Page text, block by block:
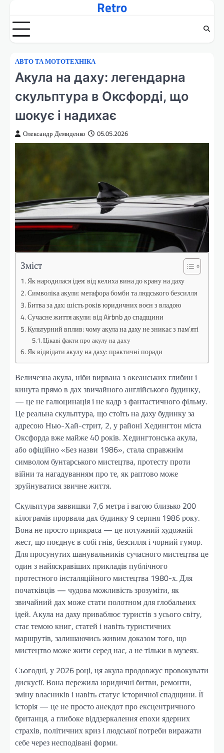
вмісту
Retro
АВТО ТА МОТОТЕХНІКА
Акула на даху: легендарна
скульптура в Оксфорді, що
шокує і надихає
Олександр Демиденко 05.05.2026
Зміст
Як народилася ідея: від келиха вина до крану на даху
Символіка акули: метафора бомби та людського безсилля
Битва за дах: шість років юридичних воєн з владою
Сучасне життя акули: від Airbnb до спадщини
Культурний вплив: чому акула на даху не зникає з пам’яті
Цікаві факти про акулу на даху
Як відвідати акулу на даху: практичні поради
Величезна акула, ніби вирвана з океанських глибин і
кинута прямо в дах звичайного англійського будинку,
— це не галюцинація і не кадр з фантастичного фільму.
Це реальна скульптура, що стоїть на даху будинку за
адресою Нью-Хай-стрит, 2, у районі Хедингтон міста
Оксфорда вже майже 40 років. Хедингтонська акула,
або офіційно «Без назви 1986», стала справжнім
символом бунтарського мистецтва, протесту проти
війни та нагадуванням про те, як раптово може
зруйнуватися звичне життя.
Скульптура заввишки 7,6 метра і вагою близько 200
кілограмів прорвала дах будинку 9 серпня 1986 року.
Вона не просто прикраса — це потужний художній
жест, що поєднує в собі гнів, безсилля і чорний гумор.
Для просунутих шанувальників сучасного мистецтва це
один з найяскравіших прикладів публічного
протестного інсталяційного мистецтва 1980-х. Для
початківців — чудова можливість зрозуміти, як
звичайний дах може стати полотном для глобальних
ідей. Акула на даху приваблює туристів з усього світу,
стає темою книг, статей і навіть туристичних
маршрутів, залишаючись живим доказом того, що
мистецтво може жити серед нас, а не тільки в музеях.
Сьогодні, у 2026 році, ця акула продовжує провокувати
дискусії. Вона пережила юридичні битви, ремонти,
зміну власників і навіть статус історичної спадщини. Її
історія — це не просто анекдот про ексцентричного
британця, а глибоке віддзеркалення епохи ядерних
страхів, політичних криз і людської потреби виражати
себе через несподівані форми.